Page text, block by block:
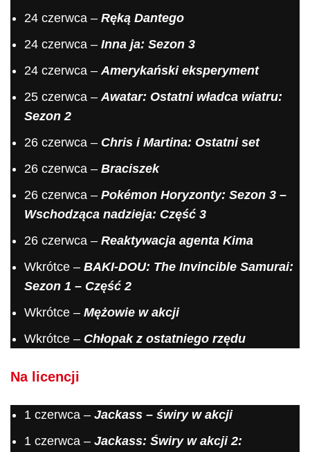
24 czerwca – Ręką Dantego
24 czerwca – Inna ja: Sezon 3
24 czerwca –Amerykański eksperyment
25 czerwca –Awatar: Ostatni władca wiatru:
Sezon 2
26 czerwca – Chris i Martina: Ostatni set
26 czerwca – Braciszek
26 czerwca – Pokémon Horyzonty: Sezon 3 –
Wschodząca nadzieja: Część 3
26 czerwca – Reaktywacja agenta Kima
Wkrótce – BAKI-DOU: The Invincible Samurai:
Sezon 1 – Część 2
Wkrótce – Mężowie w akcji
Wkrótce – Chłopak z ostatniego rzędu
Na licencji
1 czerwca – Jackass – świry w akcji
1 czerwca – Jackass: Świry w akcji 2: